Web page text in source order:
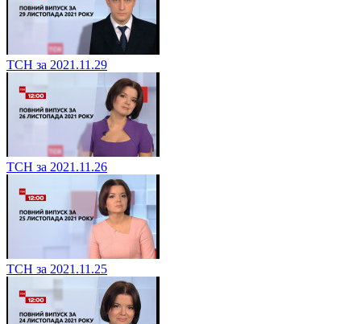
ТСН за 2021.11.29
ТСН за 2021.11.26
ТСН за 2021.11.25